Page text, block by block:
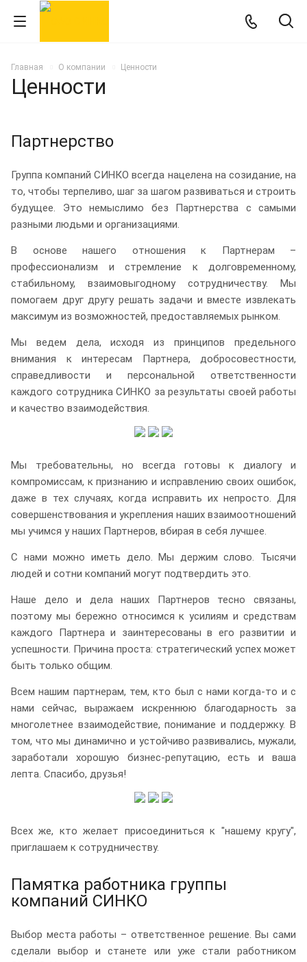
Главная О компании Ценности
Ценности
Партнерство
Группа компаний СИНКО всегда нацелена на созидание, на
то, чтобы терпеливо, шаг за шагом развиваться и строить
будущее. Это немыслимо без Партнерства с самыми
разными людьми и организациями.
В основе нашего отношения к Партнерам –
профессионализм и стремление к долговременному,
стабильному, взаимовыгодному сотрудничеству. Мы
помогаем друг другу решать задачи и вместе извлекать
максимум из возможностей, предоставляемых рынком.
Мы ведем дела, исходя из принципов предельного
внимания к интересам Партнера, добросовестности,
справедливости и персональной ответственности
каждого сотрудника СИНКО за результаты своей работы
и качество взаимодействия.
Мы требовательны, но всегда готовы к диалогу и
компромиссам, к признанию и исправлению своих ошибок,
даже в тех случаях, когда исправить их непросто. Для
совершенствования и укрепления наших взаимоотношений
мы учимся у наших Партнеров, вбирая в себя лучшее.
С нами можно иметь дело. Мы держим слово. Тысячи
людей и сотни компаний могут подтвердить это.
Наше дело и дела наших Партнеров тесно связаны,
поэтому мы бережно относимся к усилиям и средствам
каждого Партнера и заинтересованы в его развитии и
успешности. Причина проста: стратегический успех может
быть только общим.
Всем нашим партнерам, тем, кто был с нами когда-то и с
нами сейчас, выражаем искреннюю благодарность за
многолетнее взаимодействие, понимание и поддержку. В
том, что мы динамично и устойчиво развивались, мужали,
заработали хорошую бизнес-репутацию, есть и ваша
лепта. Спасибо, друзья!
Всех же, кто желает присоединиться к "нашему кругу",
приглашаем к сотрудничеству.
Памятка работника группы
компаний СИНКО
Выбор места работы – ответственное решение. Вы сами
сделали выбор и станете или уже стали работником